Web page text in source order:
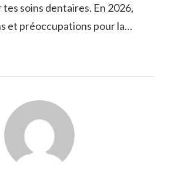
soins dentaires. En 2026,
et préoccupations pour la…